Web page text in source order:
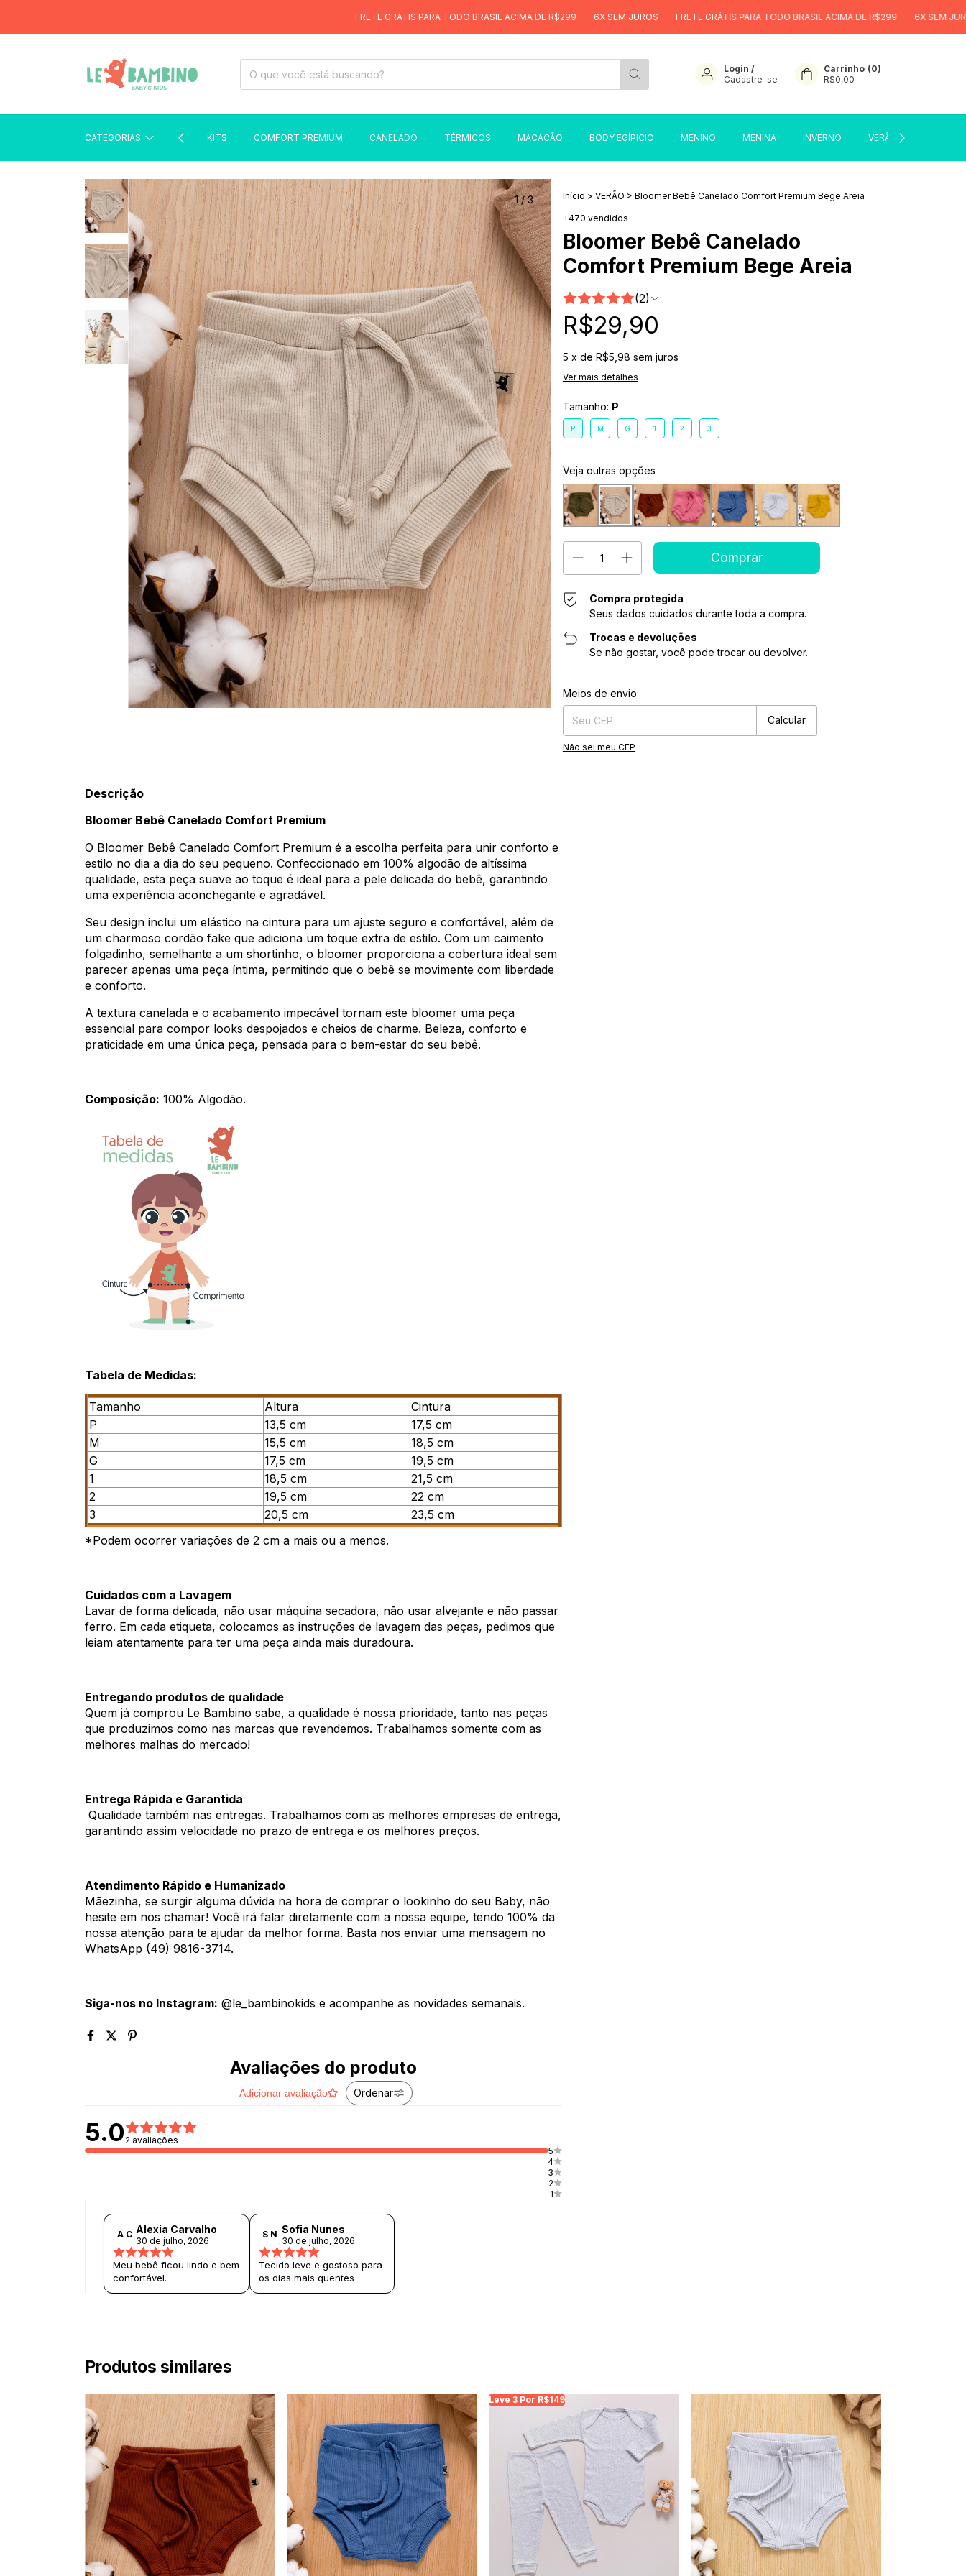
FRETE GRÁTIS PARA TODO BRASIL ACIMA DE R$299 6X SEM JUROS FRETE GRÁTIS PARA TODO BRASIL ACIMA DE R$299 6X SEM JUROS
Login /
Cadastre-se
Carrinho (0)
R$0,00
CATEGORIAS KITS COMFORT PREMIUM CANELADO TÉRMICOS MACACÃO BODY EGÍPICIO MENINO MENINA INVERNO VERÃO
1/3 Início > VERÃO > Bloomer Bebê Canelado Comfort Premium Bege Areia
+470 vendidos
Bloomer Bebê Canelado
Comfort Premium Bege Areia
(2)
R$29,90
5 x de R$5,98 sem juros
Ver mais detalhes
Tamanho: P
P M G 1 2 3
Veja outras opções
Compra protegida
Seus dados cuidados durante toda a compra.
Trocas e devoluções
Se não gostar, você pode trocar ou devolver.
Entregas para o CEP:
Meios de envio
Calcular
Não sei meu CEP
Descrição
Bloomer Bebê Canelado Comfort Premium
O Bloomer Bebê Canelado Comfort Premium é a escolha perfeita para unir conforto e
estilo no dia a dia do seu pequeno. Confeccionado em 100% algodão de altíssima
qualidade, esta peça suave ao toque é ideal para a pele delicada do bebê, garantindo
uma experiência aconchegante e agradável.
Seu design inclui um elástico na cintura para um ajuste seguro e confortável, além de
um charmoso cordão fake que adiciona um toque extra de estilo. Com um caimento
folgadinho, semelhante a um shortinho, o bloomer proporciona a cobertura ideal sem
parecer apenas uma peça íntima, permitindo que o bebê se movimente com liberdade
e conforto.
A textura canelada e o acabamento impecável tornam este bloomer uma peça
essencial para compor looks despojados e cheios de charme. Beleza, conforto e
praticidade em uma única peça, pensada para o bem-estar do seu bebê.
Composição: 100% Algodão.
Tabela de Medidas:
Tamanho Altura
Cintura
P
13,5 cm
17,5 cm
M
15,5 cm
18,5 cm
G
17,5 cm
19,5 cm
1
18,5 cm
21,5 cm
2
19,5 cm
22 cm
3
20,5 cm
23,5 cm
*Podem ocorrer variações de 2 cm a mais ou a menos.
Cuidados com a Lavagem
Lavar de forma delicada, não usar máquina secadora, não usar alvejante e não passar
ferro. Em cada etiqueta, colocamos as instruções de lavagem das peças, pedimos que
leiam atentamente para ter uma peça ainda mais duradoura.
Entregando produtos de qualidade
Quem já comprou Le Bambino sabe, a qualidade é nossa prioridade, tanto nas peças
que produzimos como nas marcas que revendemos. Trabalhamos somente com as
melhores malhas do mercado!
Entrega Rápida e Garantida
Qualidade também nas entregas. Trabalhamos com as melhores empresas de entrega,
garantindo assim velocidade no prazo de entrega e os melhores preços.
Atendimento Rápido e Humanizado
Mãezinha, se surgir alguma dúvida na hora de comprar o lookinho do seu Baby, não
hesite em nos chamar! Você irá falar diretamente com a nossa equipe, tendo 100% da
nossa atenção para te ajudar da melhor forma. Basta nos enviar uma mensagem no
WhatsApp (49) 9816-3714.
Siga-nos no Instagram: @le_bambinokids e acompanhe as novidades semanais.
Avaliações do produto
Adicionar avaliação Ordenar
5.0 2 avaliações
5
4
3
2
1
A C Alexia Carvalho
30 de julho, 2026
Meu bebê ficou lindo e bem
confortável.
S N Sofia Nunes
30 de julho, 2026
Tecido leve e gostoso para
os dias mais quentes
Produtos similares
Leve 3 Por R$149